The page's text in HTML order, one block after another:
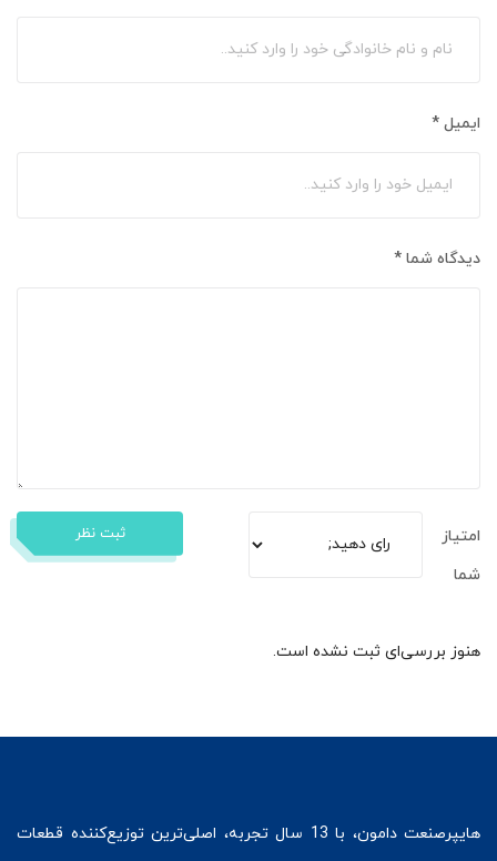
ایمیل *
دیدگاه شما *
امتیاز
شما
ثبت نظر
هنوز بررسی‌ای ثبت نشده است.
هایپرصنعت
دامون، با 13 سال تجربه، اصلی‌ترین توزیع‌کننده قطعات